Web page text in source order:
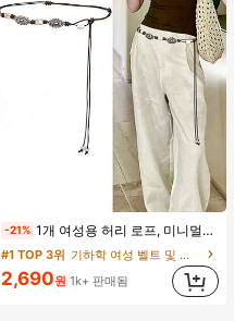
-21% 1개 여성용 허리 로프, 미니멀리스트 보헤미안 패션 매듭 허리 벨트, 드레스, 캐주얼 팬츠와 함께 일상 착용에 적합한 장식용 허리 액세서리
기하학 여성 벨트 및 벨트 액세서리
거의 매진!
#1 TOP 3위
기하학 여성 벨트 및 벨트 액세서리
거의 매진!
#1 TOP 3위
기하학 여성 벨트 및 벨트 액세서리
거의 매진!
#1 TOP 3위
기하학 여성 벨트 및 벨트 액세서리
2,690원 1k+ 판매됨